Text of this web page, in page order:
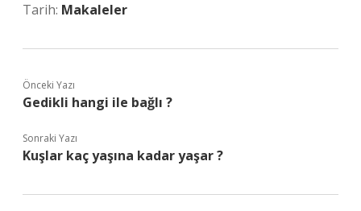
Tarih: Makaleler
Önceki Yazı
Gedikli hangi ile bağlı ?
Sonraki Yazı
Kuşlar kaç yaşına kadar yaşar ?